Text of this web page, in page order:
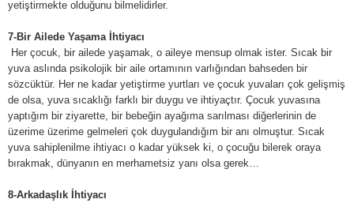
yetiştirmekte olduğunu bilmelidirler.
7-Bir Ailede Yaşama İhtiyacı
Her çocuk, bir ailede yaşamak, o aileye mensup olmak ister. Sıcak bir
yuva aslında psikolojik bir aile ortamının varlığından bahseden bir
sözcüktür. Her ne kadar yetiştirme yurtları ve çocuk yuvaları çok gelişmiş
de olsa, yuva sıcaklığı farklı bir duygu ve ihtiyaçtır. Çocuk yuvasına
yaptığım bir ziyarette, bir bebeğin ayağıma sarılması diğerlerinin de
üzerime üzerime gelmeleri çok duygulandığım bir anı olmuştur. Sıcak
yuva sahiplenilme ihtiyacı o kadar yüksek ki, o çocuğu bilerek oraya
bırakmak, dünyanın en merhametsiz yanı olsa gerek…
8-Arkadaşlık İhtiyacı